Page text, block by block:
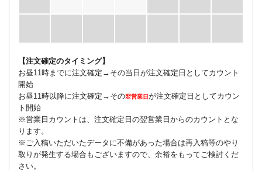
【注文確定のタイミング】
お昼11時までに注文確定→その当日が注文確定日としてカウント
開始
お昼11時以降に注文確定→その翌営業日が注文確定日としてカウン
ト開始
※営業日カウントは、注文確定日の翌営業日からのカウントとな
ります。
※ご入稿いただいたデータに不備があった場合は再入稿等のやり
取りが発生する場合もございますので、余裕をもってご検討くだ
さい。